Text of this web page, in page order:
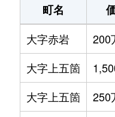
町名
大字赤岩
200
大字上五箇
大字上五箇
250